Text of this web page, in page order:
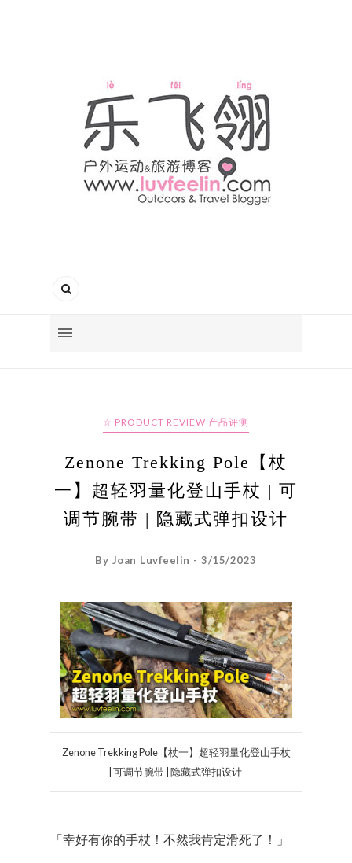
☆ PRODUCT REVIEW 产品评测
Zenone Trekking Pole【杖
一】超轻羽量化登山手杖 | 可
调节腕带 | 隐藏式弹扣设计
By Joan Luvfeelin - 3/15/2023
Zenone Trekking Pole【杖一】超轻羽量化登山手杖
| 可调节腕带 | 隐藏式弹扣设计
「幸好有你的手杖！不然我肯定滑死了！」